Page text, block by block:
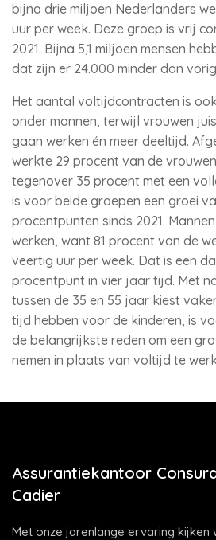
bijna drie miljoen Nederlanders
uur per week. Deze groep is vrij
2021. Bijna 5,1 miljoen mensen
dat zijn er 24.000 minder dan
Het aantal voltijdcontracten is
onder mannen, terwijl vrouwen
gaan werken én meer deeltijd.
werkte 29 procent van de
tegenover 35 procent met een
is voor beide groepen een groei
procentpunten sinds 2021.
werken, want 81 procent van de
veertig uur per week. Dat is een
procentpunt in vier jaar tijd. Met
tussen de 35 en 55 jaar kiest
tijd hebben voor de kinderen, is
de belangrijkste reden om een
nemen in plaats van voltijd te
Assurantiekantoor
Cadier
Met onze jarenlange ervaring kijken